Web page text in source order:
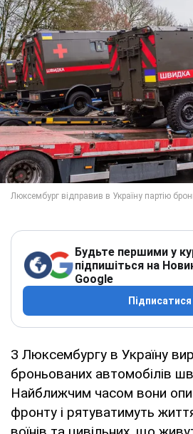
Будьте першими у
підпишіться на
Google
Підписатися
З Люксембургу в Україну
броньованих автомобілів
Найближчим часом вони
фронту і рятуватимуть